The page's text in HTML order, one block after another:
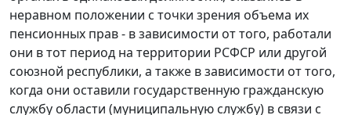
неравном положении с точки зрения объема их
пенсионных прав - в зависимости от того, работали
они в тот период на территории РСФСР или другой
союзной республики, а также в зависимости от того,
когда они оставили государственную гражданскую
службу области (муниципальную службу) в связи с